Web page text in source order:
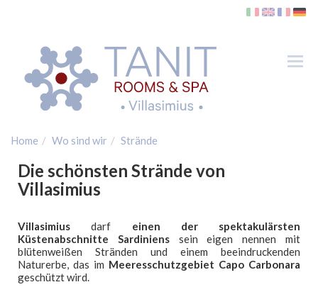
Zimmer
SPA
Home Wo sind wir Strände
Die schönsten Strände von
Villasimius
Villasimius darf einen der spektakulärsten
Küstenabschnitte Sardinienssein eigen nennen mit
blütenweißen Stränden und einem beeindruckenden
Naturerbe, das im Meeresschutzgebiet Capo Carbonara
geschützt wird.